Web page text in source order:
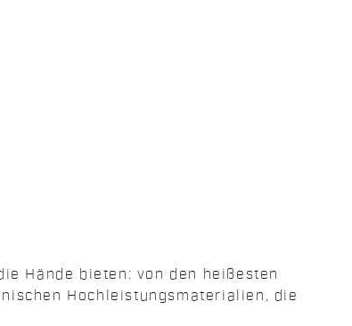
Hände bieten: von den heißesten
Hochleistungsmaterialien, die